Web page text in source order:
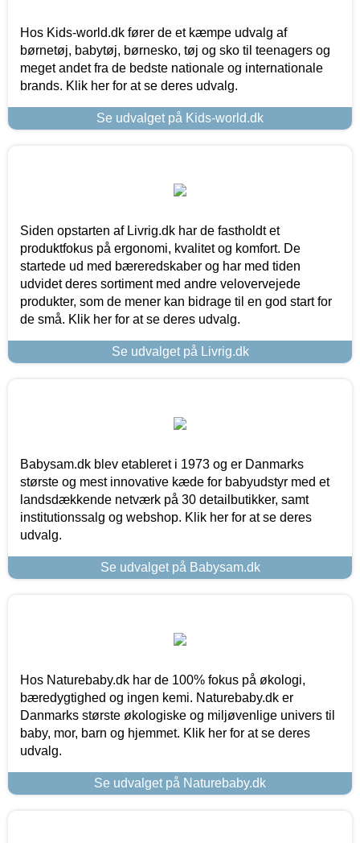
Hos Kids-world.dk fører de et kæmpe udvalg af
børnetøj, babytøj, børnesko, tøj og sko til teenagers og
meget andet fra de bedste nationale og internationale
brands. Klik her for at se deres udvalg.
Se udvalget på Kids-world.dk
Siden opstarten af Livrig.dk har de fastholdt et
produktfokus på ergonomi, kvalitet og komfort. De
startede ud med bæreredskaber og har med tiden
udvidet deres sortiment med andre velovervejede
produkter, som de mener kan bidrage til en god start for
de små. Klik her for at se deres udvalg.
Se udvalget på Livrig.dk
Babysam.dk blev etableret i 1973 og er Danmarks
største og mest innovative kæde for babyudstyr med et
landsdækkende netværk på 30 detailbutikker, samt
institutionssalg og webshop. Klik her for at se deres
udvalg.
Se udvalget på Babysam.dk
Hos Naturebaby.dk har de 100% fokus på økologi,
bæredygtighed og ingen kemi. Naturebaby.dk er
Danmarks største økologiske og miljøvenlige univers til
baby, mor, barn og hjemmet. Klik her for at se deres
udvalg.
Se udvalget på Naturebaby.dk